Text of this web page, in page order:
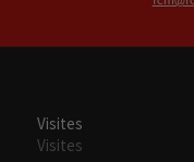
Visites
Visites